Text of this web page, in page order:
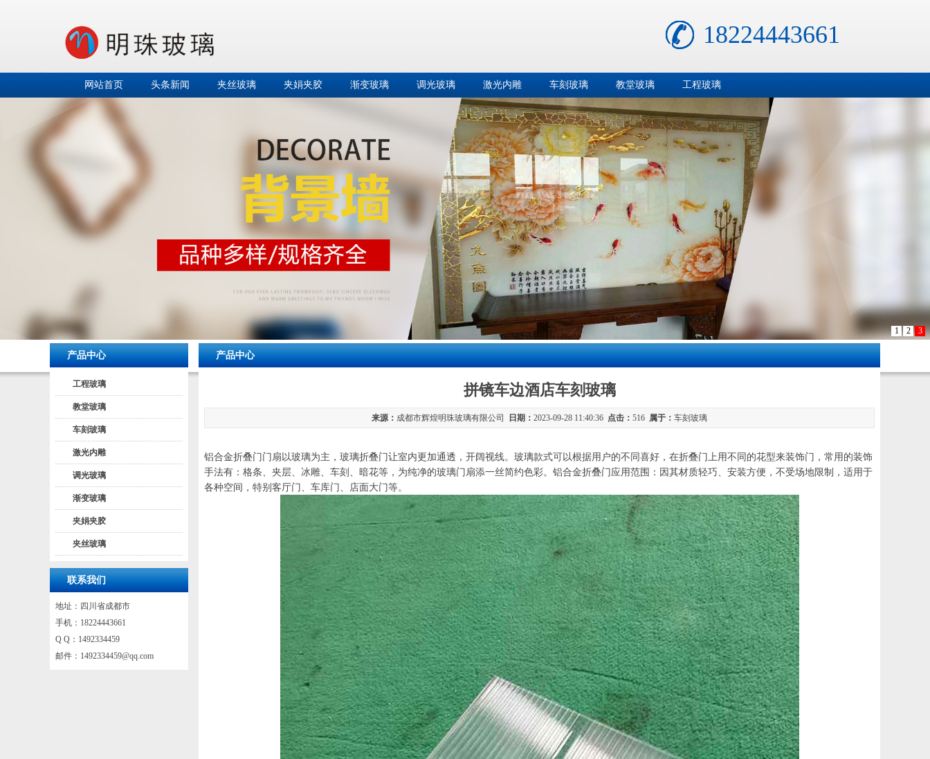
18224443661
网站首页 头条新闻 夹丝玻璃 夹娟夹胶 渐变玻璃 调光玻璃 激光内雕 车刻玻璃 教堂玻璃 工程玻璃
1 2 3
产品中心
工程玻璃
教堂玻璃
车刻玻璃
激光内雕
调光玻璃
渐变玻璃
夹娟夹胶
夹丝玻璃
联系我们
地址：四川省成都市
手机：18224443661
Q Q：1492334459
邮件： 1492334459@qq.com
产品中心
拼镜车边酒店车刻玻璃
来源： 成都市辉煌明珠玻璃有限公司 日期： 2023-09-28 11:40:36 点击： 516 属于： 车刻玻璃
铝合金折叠门门扇以玻璃为主，玻璃折叠门让室内更加通透，开阔视线。玻璃款式可以根据用户的不同喜好，在折叠门上用不同的花型来装饰门，常用的装饰
手法有：格条、夹层、冰雕、车刻、暗花等，为纯净的玻璃门扇添一丝简约色彩。铝合金折叠门应用范围：因其材质轻巧、安装方便，不受场地限制，适用于
各种空间，特别客厅门、车库门、店面大门等。